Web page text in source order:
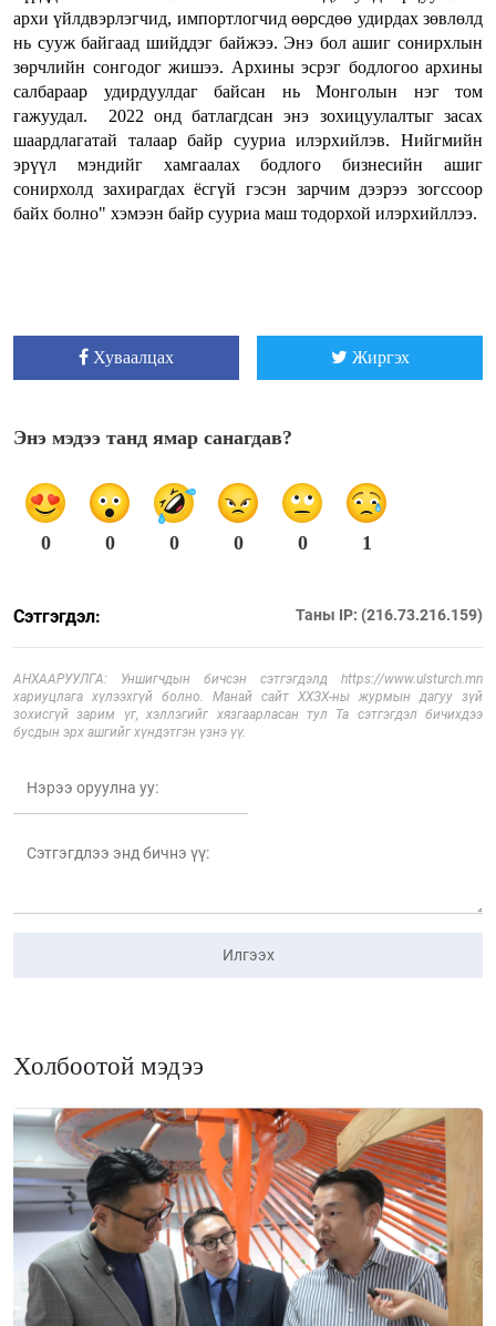
архи үйлдвэрлэгчид, импортлогчид өөрсдөө удирдах зөвлөлд
нь сууж байгаад шийддэг байжээ. Энэ бол ашиг сонирхлын
зөрчлийн сонгодог жишээ. Архины эсрэг бодлогоо архины
салбараар удирдуулдаг байсан нь Монголын нэг том
гажуудал. 2022 онд батлагдсан энэ зохицуулалтыг засах
шаардлагатай талаар байр сууриа илэрхийлэв. Нийгмийн
эрүүл мэндийг хамгаалах бодлого бизнесийн ашиг
сонирхолд захирагдах ёсгүй гэсэн зарчим дээрээ зогссоор
байх болно" хэмээн байр сууриа маш тодорхой илэрхийллээ.
Хуваалцах Жиргэх
Энэ мэдээ танд ямар санагдав?
0 0 0 0 0 1
Сэтгэгдэл: Таны IP: (216.73.216.159)
АНХААРУУЛГА: Уншигчдын бичсэн сэтгэгдэлд https://www.ulsturch.mn
хариуцлага хүлээхгүй болно. Манай сайт ХХЗХ-ны журмын дагуу зүй
зохисгүй зарим үг, хэллэгийг хязгаарласан тул Та сэтгэгдэл бичихдээ
бусдын эрх ашгийг хүндэтгэн үзнэ үү.
Илгээх
Холбоотой мэдээ